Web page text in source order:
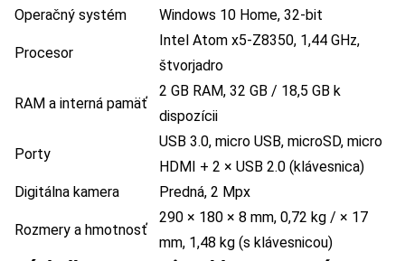
Operačný systém Windows 10 Home, 32-bit
Procesor
Intel Atom x5-Z8350, 1,44 GHz,
štvorjadro
RAM a interná pamäť
2 GB RAM, 32 GB / 18,5 GB k
dispozícii
Porty
USB 3.0, micro USB, microSD, micro
HDMI + 2 × USB 2.0 (klávesnica)
Digitálna kamera
Predná, 2 Mpx
Rozmery a hmotnosť
290 × 180 × 8 mm, 0,72 kg / × 17
mm, 1,48 kg (s klávesnicou)